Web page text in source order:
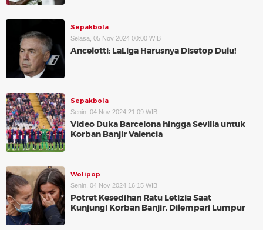
Sepakbola
Selasa, 05 Nov 2024 00:00 WIB
Ancelotti: LaLiga Harusnya Disetop Dulu!
Sepakbola
Senin, 04 Nov 2024 21:09 WIB
Video Duka Barcelona hingga Sevilla untuk
Korban Banjir Valencia
Wolipop
Senin, 04 Nov 2024 16:15 WIB
Potret Kesedihan Ratu Letizia Saat
Kunjungi Korban Banjir, Dilempari Lumpur